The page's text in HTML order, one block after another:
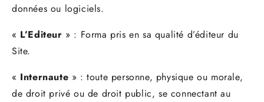
données ou logiciels.
« L’Editeur » : Forma pris en sa qualité d’éditeur du
Site.
« Internaute » : toute personne, physique ou morale,
de droit privé ou de droit public, se connectant au